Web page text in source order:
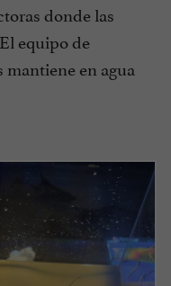
donde las
equipo de
en agua